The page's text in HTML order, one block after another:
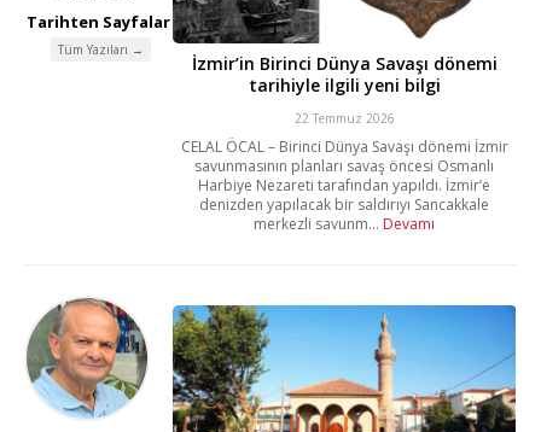
Tarihten Sayfalar
Tüm Yazıları →
İzmir’in Birinci Dünya Savaşı dönemi
tarihiyle ilgili yeni bilgi
22 Temmuz 2026
CELAL ÖCAL – Birinci Dünya Savaşı dönemi İzmir
savunmasının planları savaş öncesi Osmanlı
Harbiye Nezareti tarafından yapıldı. İzmir’e
denizden yapılacak bir saldırıyı Sancakkale
merkezli savunm... Devamı